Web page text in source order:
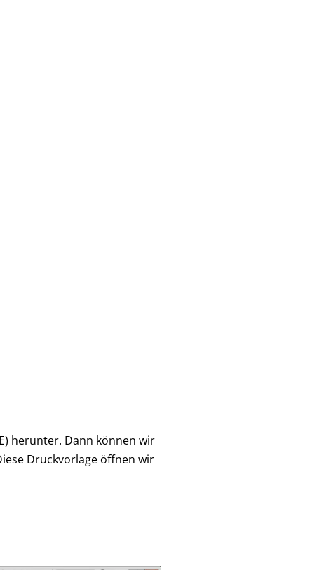
herunter. Dann können wir
Druckvorlage öffnen wir